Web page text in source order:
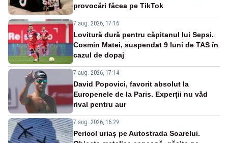
provocări făcea pe TikTok
7 aug. 2026, 17:16
Lovitură dură pentru căpitanul lui Sepsi.
Cosmin Matei, suspendat 9 luni de TAS în
cazul de dopaj
7 aug. 2026, 17:14
David Popovici, favorit absolut la
Europenele de la Paris. Experții nu văd
rival pentru aur
7 aug. 2026, 16:29
Pericol uriaș pe Autostrada Soarelui.